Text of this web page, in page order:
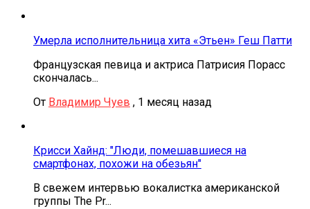
Умерла исполнительница хита «Этьен» Геш Патти
Французская певица и актриса Патрисия Порасс
скончалась...
От Владимир Чуев , 1 месяц назад
Крисси Хайнд: "Люди, помешавшиеся на
смартфонах, похожи на обезьян"
В свежем интервью вокалистка американской
группы The Pr...